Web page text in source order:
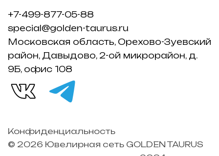
+7-499-877-05-88
special@golden-taurus.ru
Московская область, Орехово-Зуевский
район, Давыдово, 2-ой микрорайон, д.
9Б, офис 108
Конфиденциальность
© 2026 Ювелирная сеть GOLDEN TAURUS